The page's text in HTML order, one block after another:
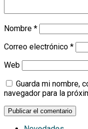
Nombre *
Correo electrónico *
Web
Guarda mi nombre,
navegador para la